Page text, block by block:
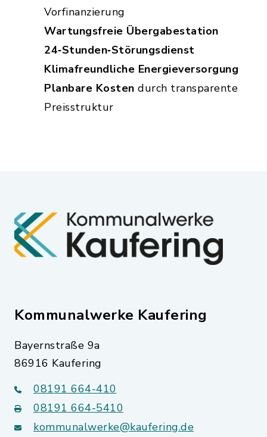
Vorfinanzierung
Wartungsfreie Übergabestation
24‑Stunden‑Störungsdienst
Klimafreundliche Energieversorgung
Planbare Kosten durch transparente
Preisstruktur
Kommunalwerke Kaufering
Bayernstraße 9a
86916 Kaufering
08191 664-410
08191 664-5410
kommunalwerke@kaufering.de